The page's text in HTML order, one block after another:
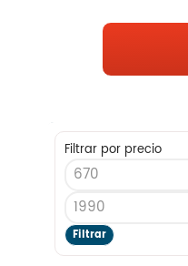
Filtrar por precio
Filtrar